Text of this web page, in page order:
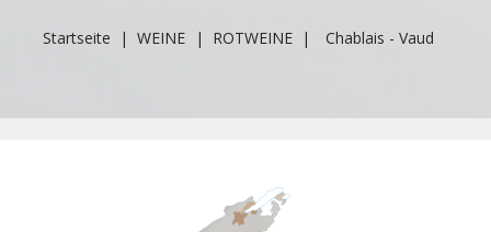
Startseite WEINE ROTWEINE Chablais - Vaud